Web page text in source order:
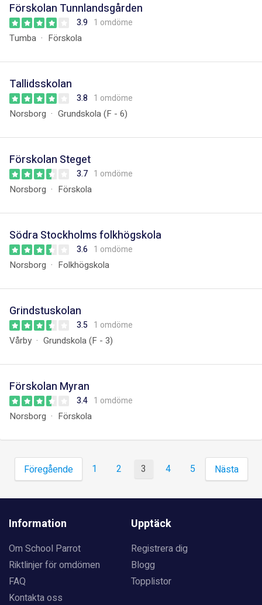
Förskolan Tunnlandsgården
3.9 1 omdöme
Tumba Förskola
Tallidsskolan
3.8 1 omdöme
Norsborg Grundskola (F - 6)
Förskolan Steget
3.7 1 omdöme
Norsborg Förskola
Södra Stockholms folkhögskola
3.6 1 omdöme
Norsborg Folkhögskola
Grindstuskolan
3.5 1 omdöme
Vårby Grundskola (F - 3)
Förskolan Myran
3.4 1 omdöme
Norsborg Förskola
Föregående 1 2 3 4 5 Nästa
Information
Om School Parrot
Riktlinjer för omdömen
FAQ
Kontakta oss
Upptäck
Registrera dig
Blogg
Topplistor